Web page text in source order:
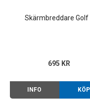
Skärmbreddare Golf
695 KR
INFO KÖP